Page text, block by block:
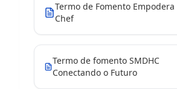
Termo de Fomento Empodera
Chef
Termo de fomento SMDHC
Conectando o Futuro